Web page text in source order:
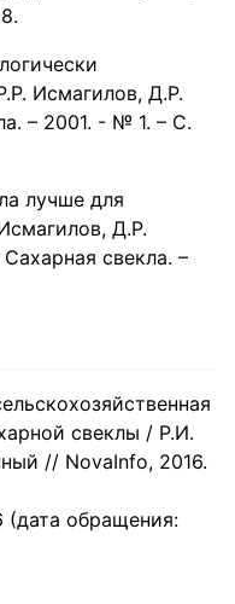
Исмагилов, Д.Р.
– 2001. - № 1. – С.
лучше для
Д.Р.
свекла. –
свеклы / Р.И.
// NovaInfo, 2016.
обращения: